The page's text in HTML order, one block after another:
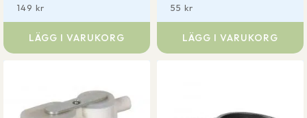
149 kr
LÄGG I VARUKORG
55 kr
LÄGG I VARUKORG